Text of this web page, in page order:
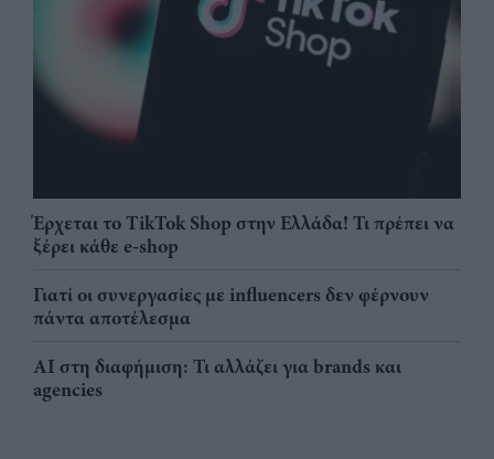
Έρχεται το TikTok Shop στην Ελλάδα! Τι πρέπει να
ξέρει κάθε e-shop
Γιατί οι συνεργασίες με influencers δεν φέρνουν
πάντα αποτέλεσμα
AI στη διαφήμιση: Τι αλλάζει για brands και
agencies